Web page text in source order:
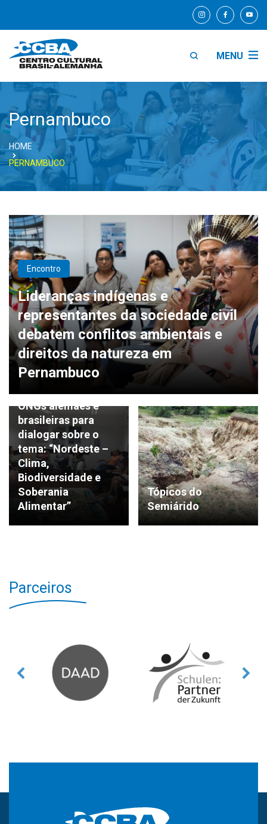
MENU
Pernambuco
HOME
PERNAMBUCO
Encontro
Lideranças indígenas e
representantes da sociedade civil
debatem conflitos ambientais e
direitos da natureza em
Pernambuco
ENCONTRO
CCBA promoveu
encontro entre
ONGs alemães e
brasileiras para
dialogar sobre o
tema: “Nordeste –
Clima,
Biodiversidade e
Soberania
Alimentar”
Tópicos do
Semiárido
Parceiros